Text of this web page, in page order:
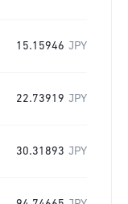
15.15946 JPY
22.73919 JPY
30.31893 JPY